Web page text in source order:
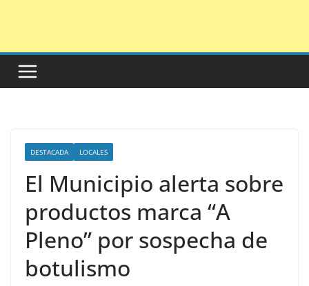
DESTACADA LOCALES
El Municipio alerta sobre
productos marca “A
Pleno” por sospecha de
botulismo